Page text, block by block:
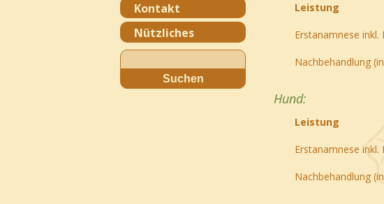
Kontakt
Nützliches
Suchen
nach:
Leistung
Erstanamnese
Nachbehandlung
Hund:
Leistung
Erstanamnese
Nachbehandlung